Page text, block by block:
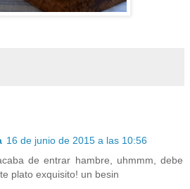
16 de junio de 2015 a las 10:56
de entrar hambre, uhmmm, debe
plato exquisito! un besin